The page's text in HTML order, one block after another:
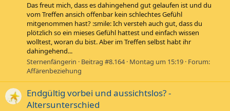
Das freut mich, dass es dahingehend gut gelaufen ist und du
vom Treffen ansich offenbar kein schlechtes Gefühl
mitgenommen hast? :smile: Ich versteh auch gut, dass du
plötzlich so ein mieses Gefühl hattest und einfach wissen
wolltest, woran du bist. Aber im Treffen selbst habt ihr
dahingehend...
Sternenfängerin
Beitrag #8.164 Montag um 15:19 Forum:
Affärenbeziehung
Endgültig vorbei und aussichtslos? -
Altersunterschied